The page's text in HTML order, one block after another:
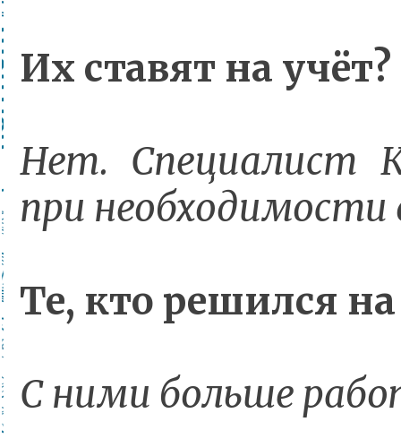
Их ставят на учёт?
Нет. Специалист
при необходимости
Те, кто решился
С ними больше